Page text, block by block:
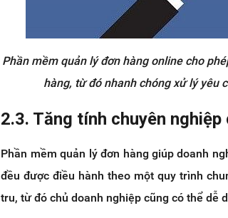
Phần mềm quản lý đơn hàng online cho
hàng, từ đó nhanh chóng xử lý yêu
2.3. Tăng tính chuyên
Phần mềm quản lý đơn hàng giúp doanh
đều được điều hành theo một quy trình
tru, từ đó chủ doanh nghiệp cũng có thể dễ